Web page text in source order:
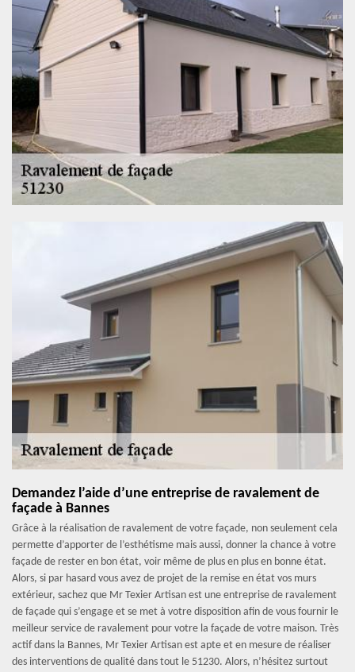
Demandez l’aide d’une entreprise de ravalement de
façade à Bannes
Grâce à la réalisation de ravalement de votre façade, non seulement cela
permette d’apporter de l’esthétisme mais aussi, donner la chance à votre
façade de rester en bon état, voir même de plus en plus en bonne état.
Alors, si par hasard vous avez de projet de la remise en état vos murs
extérieur, sachez que Mr Texier Artisan est une entreprise de ravalement
de façade qui s’engage et se met à votre disposition afin de vous fournir le
meilleur service de ravalement pour votre la façade de votre maison. Très
actif dans la Bannes, Mr Texier Artisan est apte et en mesure de réaliser
des interventions de qualité dans tout le 51230. Alors, n’hésitez surtout